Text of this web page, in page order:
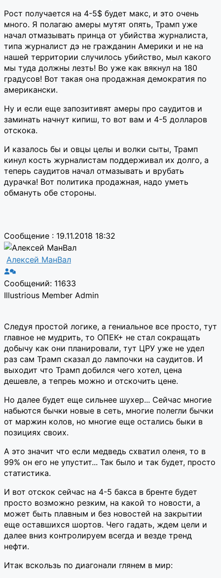
Рост получается на 4-5$ будет макс, и это очень
много. Я полагаю амеры мутят опять, Трамп уже
начал отмазывать принца от убийства журналиста,
типа журналист дэ не гражданин Америки и не на
нашей территории случилось убийство, мыл какого
мы туда должны лезть! Во уже как вякнул на 180
градусов! Вот такая она продажная демократия по
американски.
Ну и если еще запозитивят амеры про саудитов и
заминать начнут кипиш, то вот вам и 4-5 долларов
отскока.
И казалось бы и овцы целы и волки сыты, Трамп
кинул кость журналистам поддерживал их долго, а
теперь саудитов начал отмазывать и врубать
дурачка! Вот политика продажная, надо уметь
обмануть обе стороны.
Сообщение : 19.11.2018 18:32
Алексей МанВал
Сообщений: 11633
Illustrious Member Admin
Следуя простой логике, а гениальное все просто, тут
главное не мудрить, то ОПЕК+ не стал сокращать
добычу как они планировали, тут ЦРУ уже не удел
раз сам Трамп сказал до лампочки на саудитов. И
выходит что Трамп добился чего хотел, цена
дешевле, а тепреь можно и отскочить цене.
Но далее будет еще сильнее шухер... Сейчас многие
набьются бычки новые в сеть, многие полегли бычки
от маржин колов, но многие еще остались быки в
позициях своих.
А это значит что если медведь схватил оленя, то в
99% он его не упустит... Так было и так будет, просто
статистика.
И вот отскок сейчас на 4-5 бакса в бренте будет
просто возможно резким, на какой то новости, а
может быть плавным и без новостей на закрытии
еще оставшихся шортов. Чего гадать, ждем цели и
далее вниз контролируем всегда и везде тренд
нефти.
Итак вскользь по диагонали глянем в мир: